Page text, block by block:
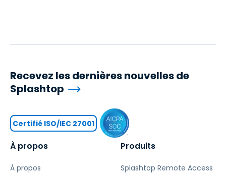
À propos
À propos
Produits
Splashtop Remote Access
Recevez les dernières nouvelles de
Splashtop
Certifié ISO/IEC 27001